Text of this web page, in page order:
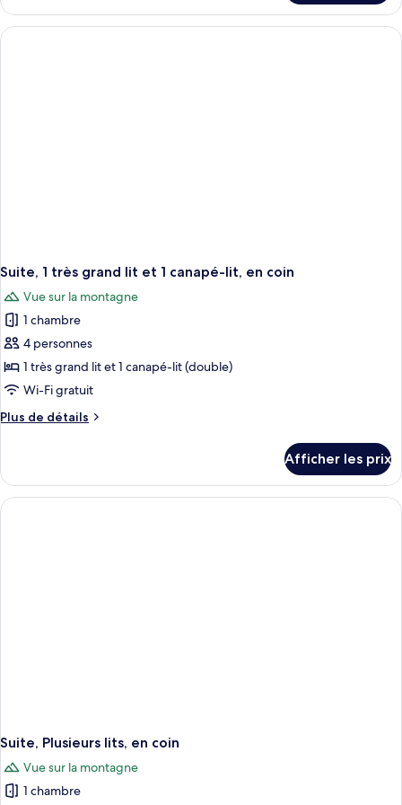
Suite,
Plusieurs
lits
Suite, 1 très grand lit et 1 canapé-lit, en coin
Vue sur la montagne
1 chambre
4 personnes
1 très grand lit et 1 canapé-lit (double)
Wi-Fi gratuit
Plus de détails
Plus
Suite,
très
Afficher les prix
Suite, Plusieurs lits, en coin
Vue sur la montagne
1 chambre